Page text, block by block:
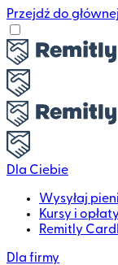
Przejdź do
Dla Ciebie
Wysyłaj
Kursy i opłaty
Remitly Card
Dla firmy